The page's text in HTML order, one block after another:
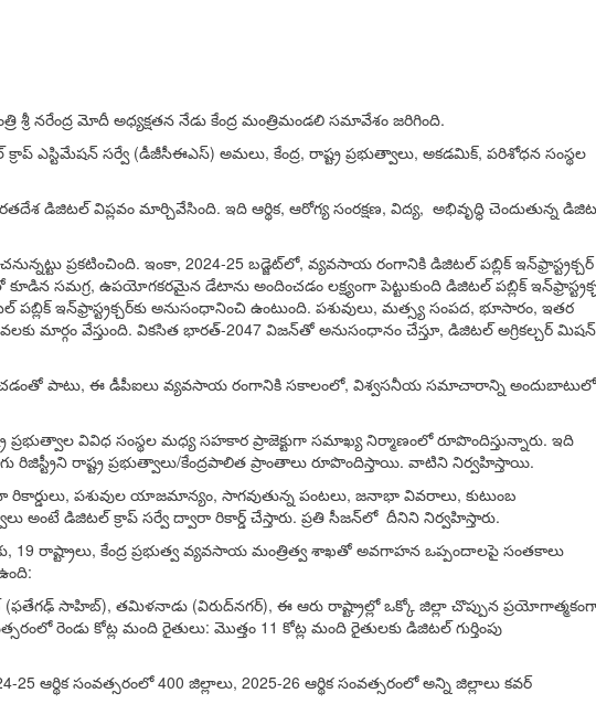
నరేంద్ర మోదీ అధ్యక్షతన నేడు కేంద్ర మంత్రిమండలి సమావేశం జరిగింది.
ఎస్టిమేషన్ సర్వే (డీజీసీఈఎస్) అమలు, కేంద్ర, రాష్ట్ర ప్రభుత్వాలు, అకడమిక్, పరిశోధన సంస్థల
విప్లవం మార్చివేసింది. ఇది ఆర్థిక, ఆరోగ్య సంరక్షణ, విద్య, అభివృద్ధి చెందుతున్న
ప్రకటించింది. ఇంకా, 2024-25 బడ్జెట్‌లో, వ్యవసాయ రంగానికి డిజిటల్ పబ్లిక్ ఇన్‌ఫ్రాస్ట్రక్చర్
ఉపయోగకరమైన డేటాను అందించడం లక్ష్యంగా పెట్టుకుంది డిజిటల్ పబ్లిక్
పబ్లిక్ ఇన్‌ఫ్రాస్ట్రక్చర్‌కు అనుసంధానించి ఉంటుంది. పశువులు, మత్స్య సంపద, భూసారం, ఇతర
మార్గం వేస్తుంది. వికసిత భారత్-2047 విజన్‌తో అనుసంధానం చేస్తూ, డిజిటల్ అగ్రికల్చర్
పాటు, ఈ డీపీఐలు వ్యవసాయ రంగానికి సకాలంలో, విశ్వసనీయ సమాచారాన్ని అందుబాటులో
ప్రభుత్వాల వివిధ సంస్థల మధ్య సహకార ప్రాజెక్టుగా సమాఖ్య నిర్మాణంలో రూపొందిస్తున్నారు. ఇది
రాష్ట్ర ప్రభుత్వాలు/కేంద్రపాలిత ప్రాంతాలు రూపొందిస్తాయి. వాటిని నిర్వహిస్తాయి.
రికార్డులు, పశువుల యాజమాన్యం, సాగవుతున్న పంటలు, జనాభా వివరాలు, కుటుంబ
డిజిటల్ క్రాప్ సర్వే ద్వారా రికార్డ్ చేస్తారు. ప్రతి సీజన్‌లో దీనిని నిర్వహిస్తారు.
19 రాష్ట్రాలు, కేంద్ర ప్రభుత్వ వ్యవసాయ మంత్రిత్వ శాఖతో అవగాహన ఒప్పందాలపై సంతకాలు
సాహిబ్), తమిళనాడు (విరుద్‌నగర్), ఈ ఆరు రాష్ట్రాల్లో ఒక్కో జిల్లా చొప్పున
రెండు కోట్ల మంది రైతులు: మొత్తం 11 కోట్ల మంది రైతులకు డిజిటల్ గుర్తింపు
సంవత్సరంలో 400 జిల్లాలు, 2025-26 ఆర్థిక సంవత్సరంలో అన్ని జిల్లాలు కవర్